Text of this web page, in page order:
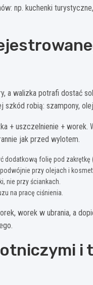
np. kuchenki
a walizka potrafi dostać
robią: szampony,
+ uszczelnienie + worek.
jak przed wylotem.
dodatkową folię pod zakrętkę
przy olejach i
nie przy ściankach.
na pracę ciśnienia.
worek w ubrania, a
i